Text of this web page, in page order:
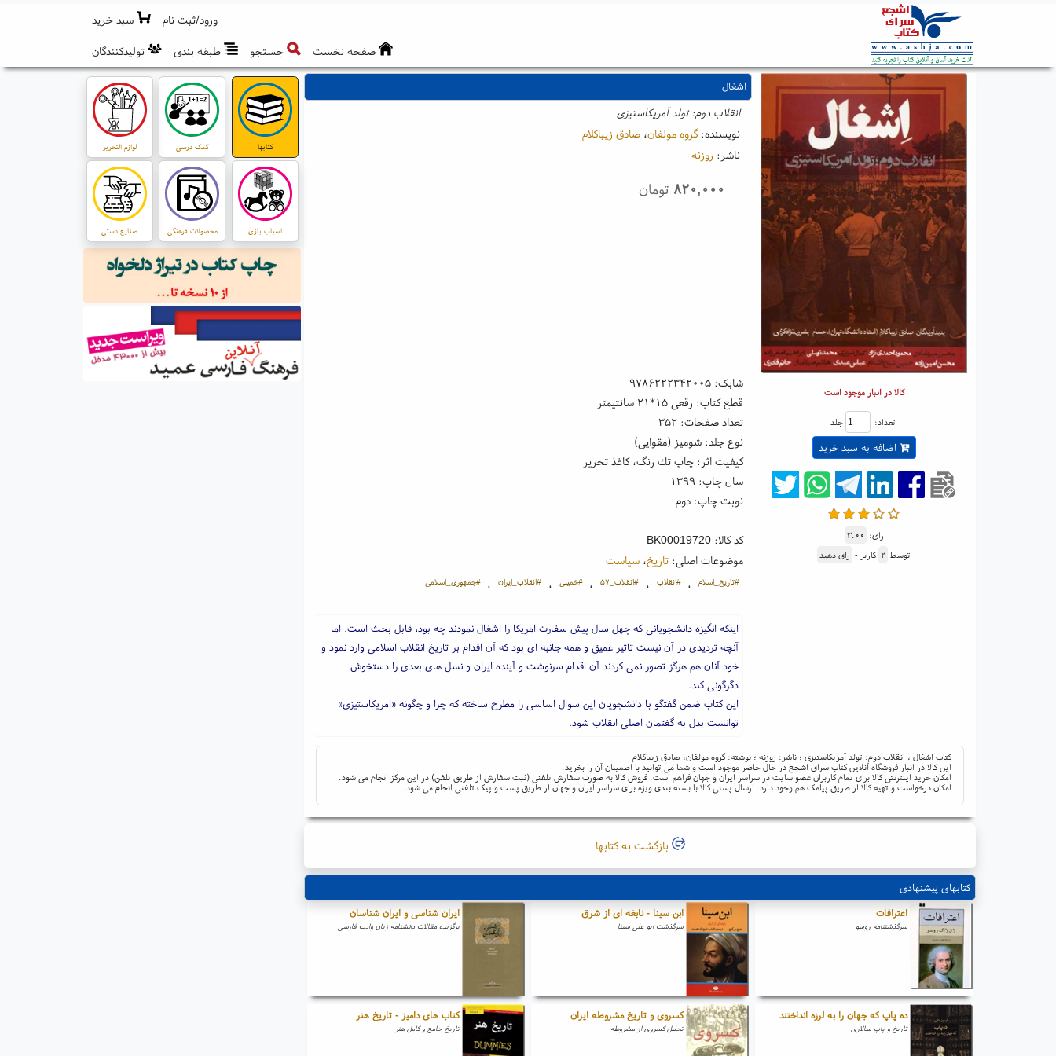
ورود/ثبت نام
سبد خرید
صفحه نخست
جستجو طبقه بندی تولیدکنندگان
اشغال
انقلاب دوم: تولد آمریکاستیزی
نویسنده:گروه مولفان، صادق زیباکلام
ناشر: روزنه
۸۲۰,۰۰۰ تومان
کالا در انبار موجود است
تعداد: جلد
اضافه به سبد خرید
رای: ۳.۰۰
توسط ۲ کاربر - رای دهید
شابک:۹۷۸۶۲۲۲۳۴۲۰۰۵
قطع کتاب: رقعی ۱۵*۲۱ سانتیمتر
تعداد صفحات: ۳۵۲
نوع جلد: شومیز (مقوایی)
کیفیت اثر: چاپ تك رنگ، کاغذ تحریر
سال چاپ: ۱۳۹۹
نوبت چاپ: دوم
کد کالا:BK00019720
موضوعات اصلی:تاریخ،سیاست
#تاریخ_اسلام ، #انقلاب ، #انقلاب_۵۷ ، #خمینی ، #انقلاب_ایران ، #جمهوری_اسلامی
اینکه انگیزه دانشجویانی که چهل سال پیش سفارت امریکا را اشغال نمودند چه بود، قابل بحث است. اما
آنچه تردیدی در آن نیست تاثیر عمیق و همه جانبه ای بود که آن اقدام بر تاریخ انقلاب اسلامی وارد نمود و
خود آنان هم هرگز تصور نمی کردند آن اقدام سرنوشت و آینده ایران و نسل های بعدی را دستخوش
دگرگونی کند.
این کتاب ضمن گفتگو با دانشجویان این سوال اساسی را مطرح ساخته که چرا و چگونه «امریکاستیزی»
توانست بدل به گفتمان اصلی انقلاب شود.
کتاب اشغال ، انقلاب دوم: تولد آمریکاستیزی ؛ ناشر: روزنه ؛ نوشته: گروه مولفان، صادق زیباکلام
این کالا در انبار فروشگاه آنلاین کتاب سرای اشجع در حال حاضر موجود است و شما می توانید با اطمینان آن را بخرید.
امکان خرید اینترنتی کالا برای تمام کاربران عضو سایت در سراسر ایران و جهان فراهم است. فروش کالا به صورت سفارش تلفنی (ثبت سفارش از طریق تلفن) در این مرکز انجام می شود.
امکان درخواست و تهیه کالا از طریق پیامک هم وجود دارد. ارسال پستی کالا با بسته بندی ویژه برای سراسر ایران و جهان از طریق پست و پیک تلفنی انجام می شود.
بازگشت به کتابها
کتابهای پیشنهادی
اعترافات
سرگذشتنامه روسو
ابن سینا - نابغه ای از شرق
سرگذشت ابو علی سینا
ایران شناسی و ایران شناسان
برگزیده مقالات دانشنامه زبان وادب فارسی
ده پاپ که جهان را به لرزه انداختند
تاریخ و پاپ سالاری
کسروی و تاریخ مشروطه ایران
تحلیل کسروی از مشروطه
کتاب های دامیز - تاریخ هنر
تاریخ جامع و کامل هنر
کتابها کمک درسی لوازم التحریر
اسباب بازی محصولات فرهنگی صنایع دستی